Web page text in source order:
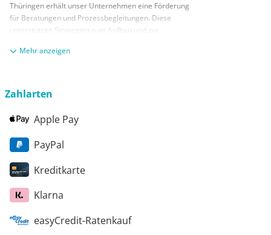
Thüringen erhält unser Unternehmen eine Förderung
für Beratungen und Prozessbegleitungen. Diese
unterstützen Strategien zum Aufbau und zur
KMUs. Die daraus resultierenden Ergebnisse und
aus Mitteln des Europäischen Sozialfonds Plus und
anzeigen
Zahlarten
Apple Pay
PayPal
Kreditkarte
Klarna
easyCredit-Ratenkauf